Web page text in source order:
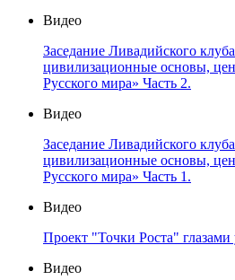
Видео
Заседание Ливадийского
цивилизационные основы,
Русского мира» Часть 2.
Видео
Заседание Ливадийского
цивилизационные основы,
Русского мира» Часть 1.
Видео
Проект "Точки Роста" глазами
Видео